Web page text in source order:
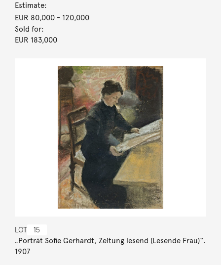
Estimate:
EUR 80,000- 120,000
Sold for:
EUR 183,000
LOT 15
„Porträt Sofie Gerhardt, Zeitung lesend (Lesende Frau)“.
1907